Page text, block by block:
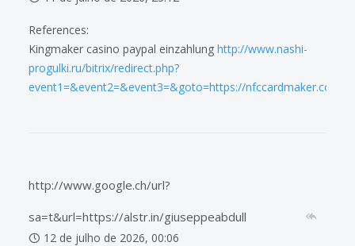
References:
Kingmaker casino paypal einzahlung http://www.nashi-
progulki.ru/bitrix/redirect.php?
event1=&event2=&event3=&goto=https://nfccardmaker.com/
http://www.google.ch/url?
sa=t&url=https://alstr.in/giuseppeabdull
12 de julho de 2026, 00:06